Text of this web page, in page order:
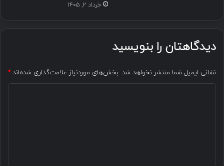
خرداد ۲, ۱۴۰۵
دیدگاهتان را بنویسید
نشانی ایمیل شما منتشر نخواهد شد. بخش‌های موردنیاز علامت‌گذاری شده‌اند*